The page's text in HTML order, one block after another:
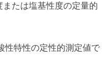
たは塩基性度の定量的
性特性の定性的測定値で